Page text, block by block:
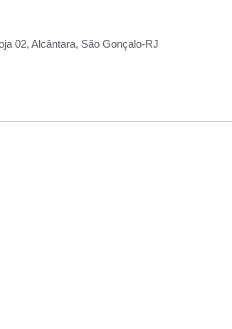
02, Alcântara, São Gonçalo-RJ